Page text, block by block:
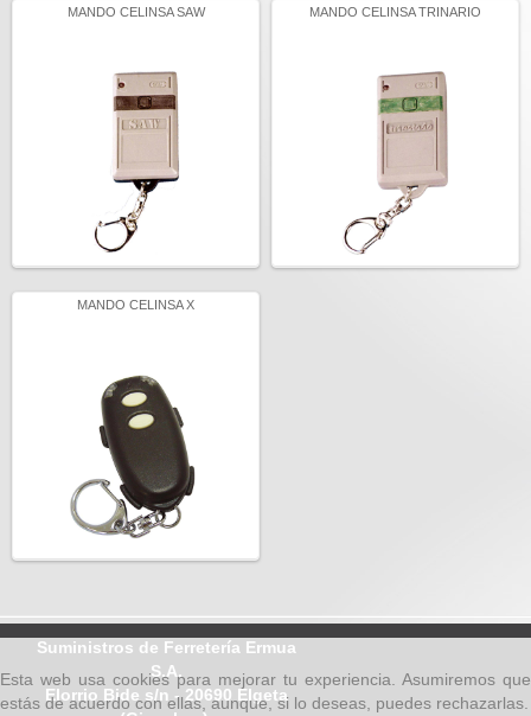
MANDO CELINSA SAW MANDO CELINSA TRINARIO
MANDO CELINSA X
Suministros de Ferretería Ermua
S.A.
Elorrio Bide s/n - 20690 Elgeta
Esta web usa cookies para mejorar tu experiencia. Asumiremos que
estás de acuerdo con ellas, aunque, si lo deseas, puedes rechazarlas.